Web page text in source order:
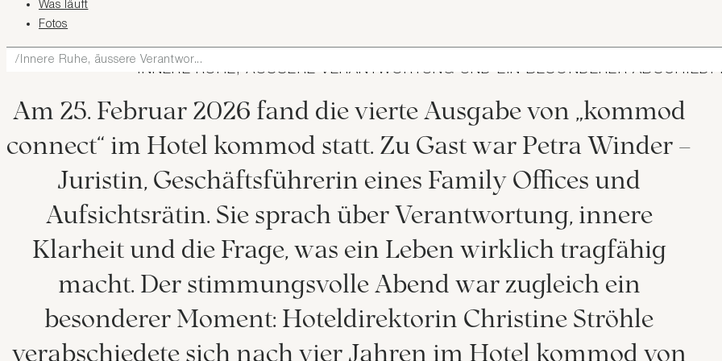
Was läuft
Fotos
Innere Ruhe, äussere Verantwor...
INNERE RUHE, ÄUSSERE VERANTWORTUNG UND EIN BESONDERER
Am 25. Februar 2026 fand die vierte Ausgabe von „kommod
connect“ im Hotel kommod statt. Zu Gast war Petra Winder –
Juristin, Geschäftsführerin eines Family Offices und
Aufsichtsrätin. Sie sprach über Verantwortung, innere
Klarheit und die Frage, was ein Leben wirklich tragfähig
macht. Der stimmungsvolle Abend war zugleich ein
besonderer Moment: Hoteldirektorin Christine Ströhle
verabschiedete sich nach vier Jahren im Hotel kommod von